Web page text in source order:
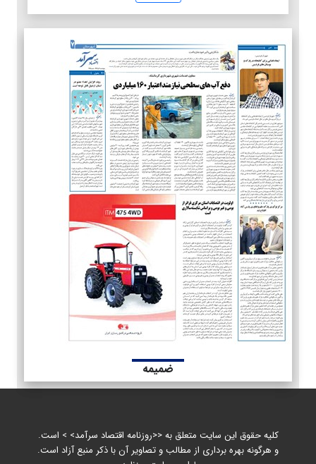
ضمیمه
کلیه حقوق این سایت متعلق به <<روزنامه اقتصاد سرآمد> > است.
و هرگونه بهره برداری از مطالب و تصاویر آن با ذکر منبع آزاد است.